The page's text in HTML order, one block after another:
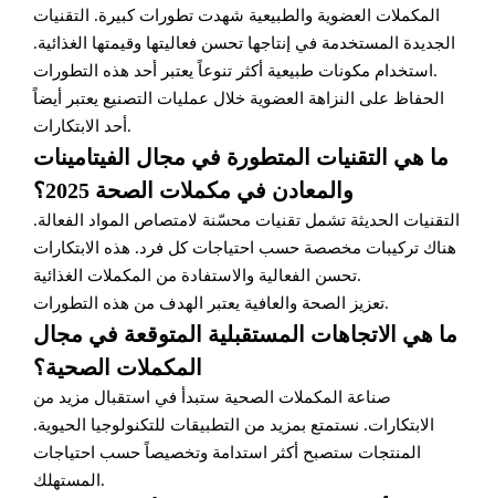
المكملات العضوية والطبيعية شهدت تطورات كبيرة. التقنيات
الجديدة المستخدمة في إنتاجها تحسن فعاليتها وقيمتها الغذائية.
استخدام مكونات طبيعية أكثر تنوعاً يعتبر أحد هذه التطورات.
الحفاظ على النزاهة العضوية خلال عمليات التصنيع يعتبر أيضاً
أحد الابتكارات.
ما هي التقنيات المتطورة في مجال الفيتامينات
والمعادن في مكملات الصحة 2025؟
التقنيات الحديثة تشمل تقنيات محسّنة لامتصاص المواد الفعالة.
هناك تركيبات مخصصة حسب احتياجات كل فرد. هذه الابتكارات
تحسن الفعالية والاستفادة من المكملات الغذائية.
تعزيز الصحة والعافية يعتبر الهدف من هذه التطورات.
ما هي الاتجاهات المستقبلية المتوقعة في مجال
المكملات الصحية؟
صناعة المكملات الصحية ستبدأ في استقبال مزيد من
الابتكارات. نستمتع بمزيد من التطبيقات للتكنولوجيا الحيوية.
المنتجات ستصبح أكثر استدامة وتخصيصاً حسب احتياجات
المستهلك.